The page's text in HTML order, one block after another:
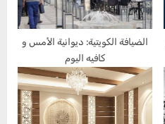
الضيافة الكويتية: ديوانية الأمس و
كافيه اليوم